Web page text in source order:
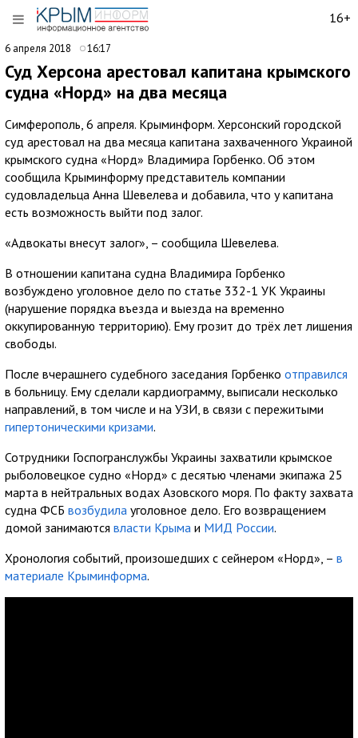
16+
6 апреля 2018 16:17
Суд Херсона арестовал капитана крымского
судна «Норд» на два месяца
Симферополь, 6 апреля. Крыминформ. Херсонский городской
суд арестовал на два месяца капитана захваченного Украиной
крымского судна «Норд» Владимира Горбенко. Об этом
сообщила Крыминформу представитель компании
судовладельца Анна Шевелева и добавила, что у капитана
есть возможность выйти под залог.
«Адвокаты внесут залог», – сообщила Шевелева.
В отношении капитана судна Владимира Горбенко
возбуждено уголовное дело по статье 332-1 УК Украины
(нарушение порядка въезда и выезда на временно
оккупированную территорию). Ему грозит до трёх лет лишения
свободы.
После вчерашнего судебного заседания Горбенко отправился
в больницу. Ему сделали кардиограмму, выписали несколько
направлений, в том числе и на УЗИ, в связи с пережитыми
гипертоническими кризами.
Сотрудники Госпогранслужбы Украины захватили крымское
рыболовецкое судно «Норд» с десятью членами экипажа 25
марта в нейтральных водах Азовского моря. По факту захвата
судна ФСБ возбудила уголовное дело. Его возвращением
домой занимаются власти Крыма и МИД России.
Хронология событий, произошедших с сейнером «Норд», – в
материале Крыминформа.